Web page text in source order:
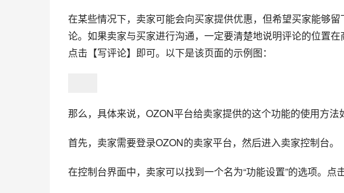
在某些情况下，卖家可能会向买家提供优惠，但希望买家能够
论。如果卖家与买家进行沟通，一定要清楚地说明评论的位置
点击【写评论】即可。以下是该页面的示例图：
那么，具体来说，OZON平台给卖家提供的这个功能的使用方法
首先，卖家需要登录OZON的卖家平台，然后进入卖家控制台。
在控制台界面中，卖家可以找到一个名为“功能设置”的选项。点